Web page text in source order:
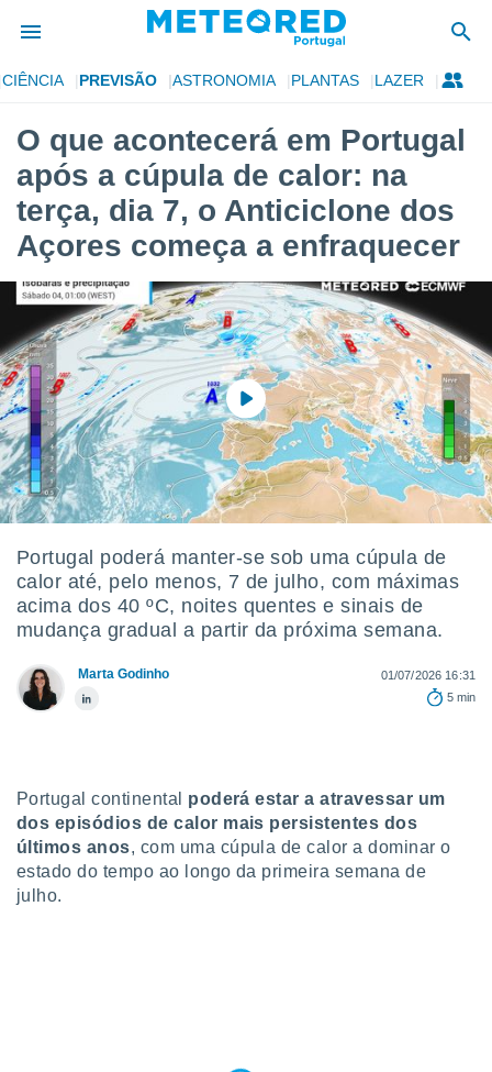
foi
para
fornecidas
a este
e
forma
digital
recolhidas
permite-
a nossa
de alta
a
todos os
ou
o
ACEITAR
CONTINUAR
CIÊNCIA PREVISÃO ASTRONOMIA PLANTAS LAZER
O que acontecerá em Portugal
após a cúpula de calor: na
terça, dia 7, o Anticiclone dos
Açores começa a enfraquecer
Portugal poderá manter-se sob uma cúpula de
calor até, pelo menos, 7 de julho, com máximas
acima dos 40 ºC, noites quentes e sinais de
mudança gradual a partir da próxima semana.
Marta Godinho
01/07/2026 16:31
5 min
Portugal continental
poderá estar a atravessar um
dos episódios de calor mais persistentes dos
últimos anos, com uma cúpula de calor a dominar o
estado do tempo ao longo da primeira semana de
julho.